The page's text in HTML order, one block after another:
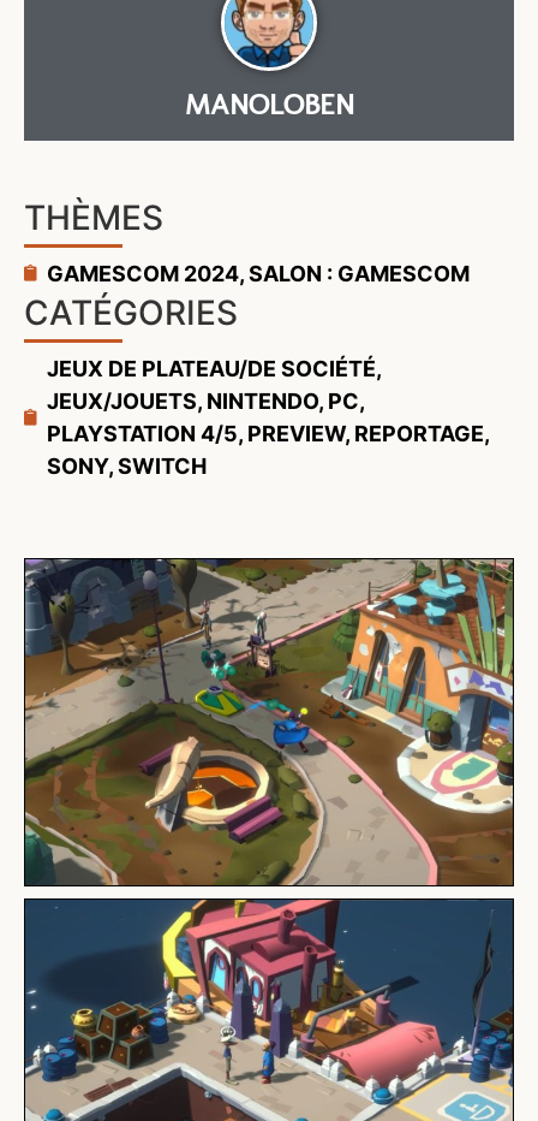
MANOLOBEN
THÈMES
GAMESCOM 2024,SALON : GAMESCOM
CATÉGORIES
JEUX DE PLATEAU/DE SOCIÉTÉ,
JEUX/JOUETS, NINTENDO, PC,
PLAYSTATION 4/5, PREVIEW, REPORTAGE,
SONY,SWITCH